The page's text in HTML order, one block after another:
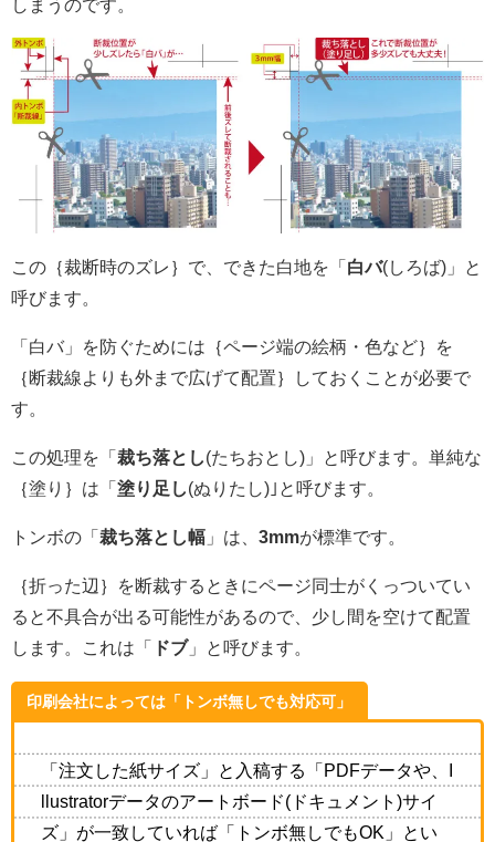
しまうのです。
この｛裁断時のズレ｝で、できた白地を「 白バ(しろば)」と
呼びます。
「白バ」を防ぐためには｛ページ端の絵柄・色など｝を
｛断裁線よりも外まで広げて配置｝しておくことが必要で
す。
この処理を「 裁ち落とし(たちおとし)」と呼びます。単純な
｛塗り｝は「 塗り足し(ぬりたし)｣と呼びます。
トンボの「 裁ち落とし幅 」は、 3mmが標準です。
｛折った辺｝を断裁するときにページ同士がくっついてい
ると不具合が出る可能性があるので、少し間を空けて配置
します。これは「
ドブ」と呼びます。
印刷会社によっては「トンボ無しでも対応可」
「注文した紙サイズ」と入稿する「PDFデータや、I
llustratorデータのアートボード(ドキュメント)サイ
ズ」が一致していれば「トンボ無しでもOK」とい